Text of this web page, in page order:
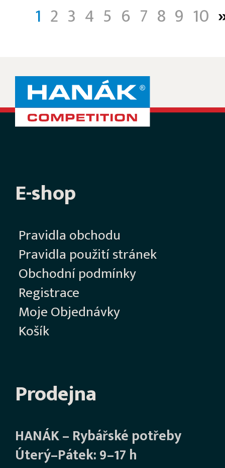
1 2 3 4 5 6 7 8 9 10
E-shop
Pravidla obchodu
Pravidla použití stránek
Obchodní podmínky
Registrace
Moje Objednávky
Košík
Prodejna
HANÁK – Rybářské potřeby
Úterý–Pátek: 9–17 h